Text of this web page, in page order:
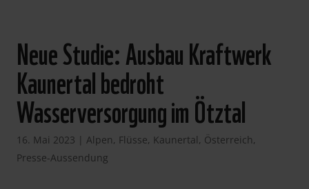
Neue Studie: Ausbau Kraftwerk
Kaunertal bedroht
Wasserversorgung im Ötztal
16. Mai 2023 | Alpen, Flüsse, Kaunertal, Österreich,
Presse-Aussendung